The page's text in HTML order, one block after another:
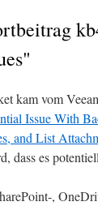
kam vom
Issue With
and List
dass es
,